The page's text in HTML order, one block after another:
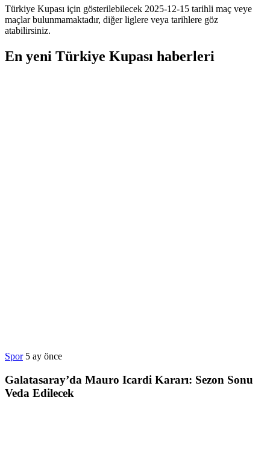
Türkiye Kupası için gösterilebilecek 2025-12-15 tarihli maç veye
maçlar bulunmamaktadır, diğer liglere veya tarihlere göz
atabilirsiniz.
En yeni Türkiye Kupası haberleri
Spor 5 ay önce
Galatasaray’da Mauro Icardi Kararı: Sezon Sonu
Veda Edilecek